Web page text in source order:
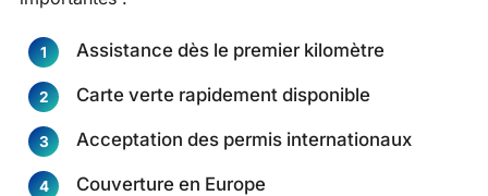
Assistance dès le premier kilomètre
Carte verte rapidement disponible
Acceptation des permis internationaux
Couverture en Europe